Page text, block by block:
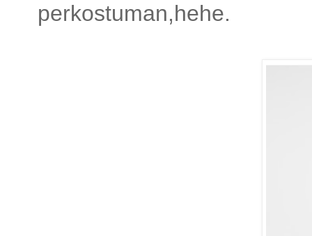
perkostuman,hehe.